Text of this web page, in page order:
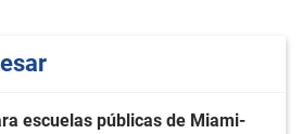
escuelas públicas de Miami-